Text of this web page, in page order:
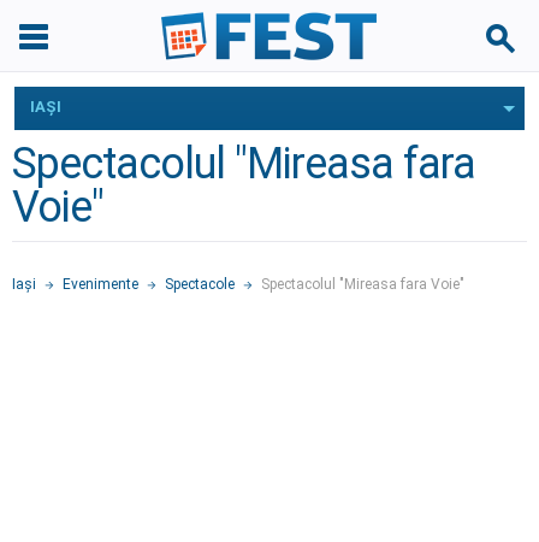
IAŞI
Spectacolul "Mireasa fara
Voie"
Iaşi Evenimente Spectacole Spectacolul "Mireasa fara Voie"